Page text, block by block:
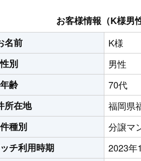
お客様情報（K様男
名前
K様
性別
男性
年齢
70代
所在地
福岡県
種別
分譲マ
チ利用時期
2023年